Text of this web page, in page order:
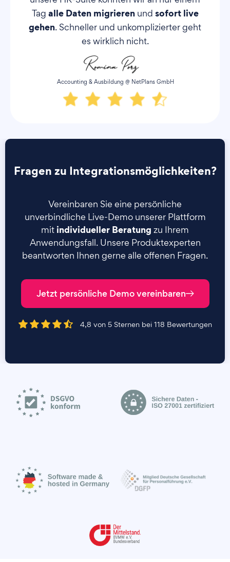
Tag alle Daten migrierenund sofort live
gehen. Schneller und unkomplizierter geht
es wirklich nicht.
Accounting & Ausbildung @ NetPlans GmbH
Fragen zu Integrationsmöglichkeiten?
Vereinbaren Sie eine persönliche
unverbindliche Live-Demo unserer Plattform
mit individueller Beratung zu Ihrem
Anwendungsfall. Unsere Produktexperten
beantworten Ihnen gerne alle offenen Fragen.
Jetzt persönliche Demo vereinbaren
4,8 von 5 Sternen bei 118 Bewertungen